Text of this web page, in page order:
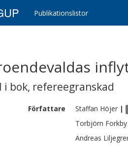
Publikationslistor
i bok, refereegranskad
Författare Staffan Höjer |
Torbjörn Forkby
Andreas